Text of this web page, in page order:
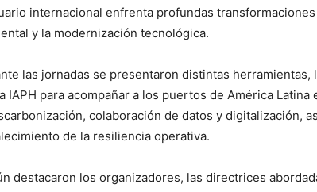
internacional enfrenta profundas
y la modernización tecnológica.
las jornadas se presentaron distintas
IAPH para acompañar a los puertos de América
colaboración de datos y digitalización,
de la resiliencia operativa.
destacaron los organizadores, las directrices